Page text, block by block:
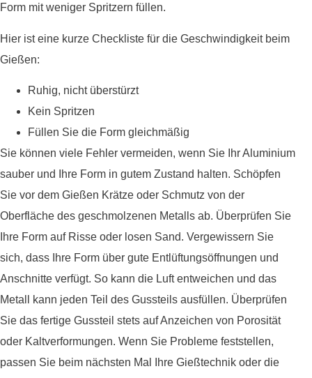
Form mit weniger Spritzern füllen.
Hier ist eine kurze Checkliste für die Geschwindigkeit beim
Gießen:
Ruhig, nicht überstürzt
Kein Spritzen
Füllen Sie die Form gleichmäßig
Sie können viele Fehler vermeiden, wenn Sie Ihr Aluminium
sauber und Ihre Form in gutem Zustand halten. Schöpfen
Sie vor dem Gießen Krätze oder Schmutz von der
Oberfläche des geschmolzenen Metalls ab. Überprüfen Sie
Ihre Form auf Risse oder losen Sand. Vergewissern Sie
sich, dass Ihre Form über gute Entlüftungsöffnungen und
Anschnitte verfügt. So kann die Luft entweichen und das
Metall kann jeden Teil des Gussteils ausfüllen. Überprüfen
Sie das fertige Gussteil stets auf Anzeichen von Porosität
oder Kaltverformungen. Wenn Sie Probleme feststellen,
passen Sie beim nächsten Mal Ihre Gießtechnik oder die